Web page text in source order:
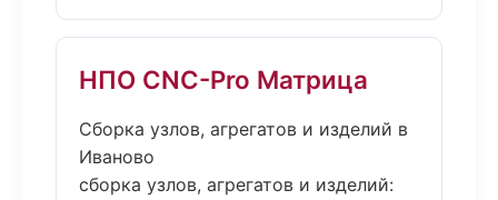
НПО CNC-Pro Матрица
Сборка узлов, агрегатов и изделий в
Иваново
сборка узлов, агрегатов и изделий: